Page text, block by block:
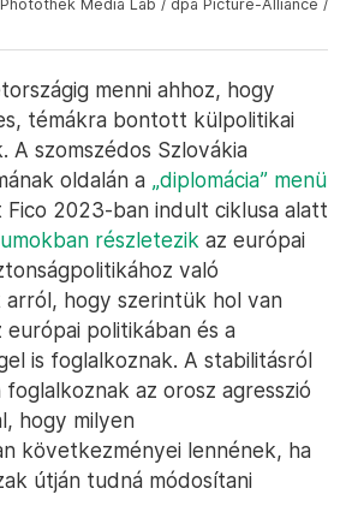
Media Lab / dpa Picture-Alliance /
menni ahhoz, hogy
témákra bontott külpolitikai
A szomszédos Szlovákia
oldalán a „diplomácia” menü
2023-ban indult ciklusa alatt
részletezik az európai
való
hogy szerintük hol van
európai politikában és a
is foglalkoznak. A stabilitásról
az orosz agresszió
hogy milyen
következményei lennének, ha
útján tudná módosítani